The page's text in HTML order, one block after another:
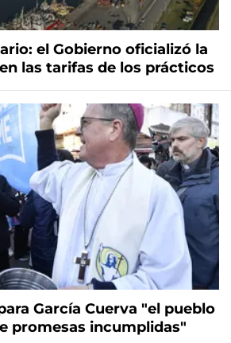
el Gobierno oficializó la
las tarifas de los prácticos
García Cuerva "el pueblo
promesas incumplidas"